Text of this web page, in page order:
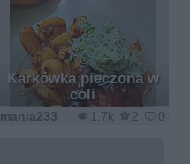
Karkówka pieczona w
coli
1.7k 2 0
mania233